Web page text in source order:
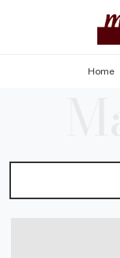
Home